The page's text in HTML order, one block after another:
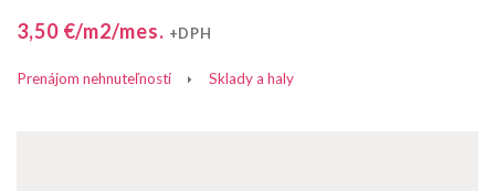
3,50 €/m2/mes. +DPH
Prenájom nehnuteľností Sklady a haly